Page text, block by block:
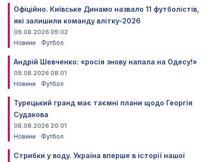
Офіційно. Київське Динамо назвало 11 футболістів,
які залишили команду влітку-2026
09.08.2026 09:02
Новини
Футбол
Андрій Шевченко: «росія знову напала на Одесу!»
09.08.2026 08:01
Новини
Футбол
Турецький гранд має таємні плани щодо Георгія
Судакова
08.08.2026 20:01
Новини
Футбол
Стрибки у воду. Україна вперше в історії нашої